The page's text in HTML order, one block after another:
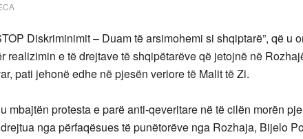
Diskriminimit – Duam të arsimohemi si shqiptarë”, që u
realizimin e të drejtave të shqipëtarëve që jetojnë në
pati jehonë edhe në pjesën veriore të Malit të Zi.
mbajtën protesta e parë anti-qeveritare në të cilën morën
nga përfaqësues të punëtorëve nga Rozhaja, Bijelo